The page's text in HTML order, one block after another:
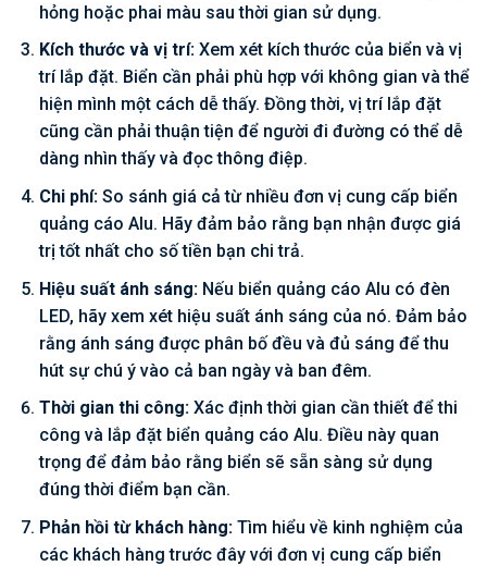
hỏng hoặc phai màu sau thời gian sử dụng.
Kích thước và vị trí:Xem xét kích thước của biển và vị
trí lắp đặt. Biển cần phải phù hợp với không gian và thể
hiện mình một cách dễ thấy. Đồng thời, vị trí lắp đặt
cũng cần phải thuận tiện để người đi đường có thể dễ
dàng nhìn thấy và đọc thông điệp.
Chi phí:So sánh giá cả từ nhiều đơn vị cung cấp biển
quảng cáo Alu. Hãy đảm bảo rằng bạn nhận được giá
trị tốt nhất cho số tiền bạn chi trả.
Hiệu suất ánh sáng:Nếu biển quảng cáo Alu có đèn
LED, hãy xem xét hiệu suất ánh sáng của nó. Đảm bảo
rằng ánh sáng được phân bố đều và đủ sáng để thu
hút sự chú ý vào cả ban ngày và ban đêm.
Thời gian thi công:Xác định thời gian cần thiết để thi
công và lắp đặt biển quảng cáo Alu. Điều này quan
trọng để đảm bảo rằng biển sẽ sẵn sàng sử dụng
đúng thời điểm bạn cần.
Phản hồi từ khách hàng:Tìm hiểu về kinh nghiệm của
các khách hàng trước đây với đơn vị cung cấp biển